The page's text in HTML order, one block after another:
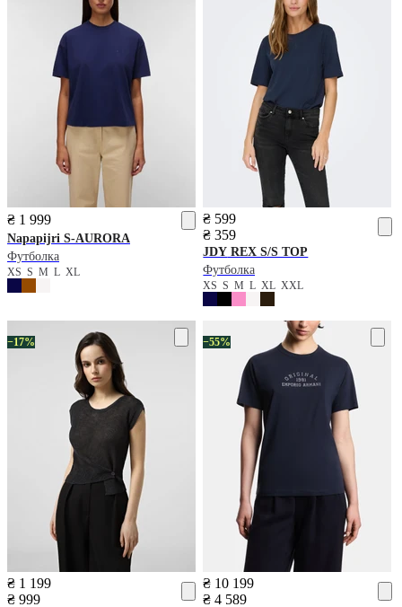
₴ 1 999
Napapijri S-AURORA
Футболка
XS S M L XL
₴ 599
₴ 359
JDY REX S/S TOP
Футболка
XSSMLXLXXL
−17%
₴ 1 199
₴ 999
−55%
₴ 10 199
₴ 4 589